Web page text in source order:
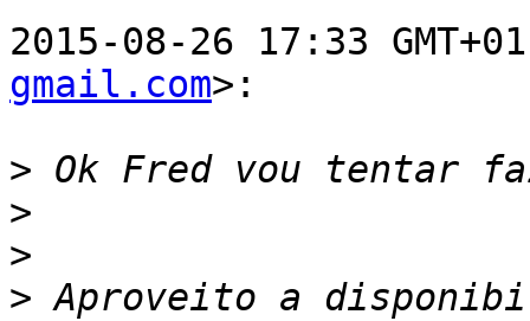
2015-08-26 17:33
gmail.com>:
>
>
>
> Aproveito a